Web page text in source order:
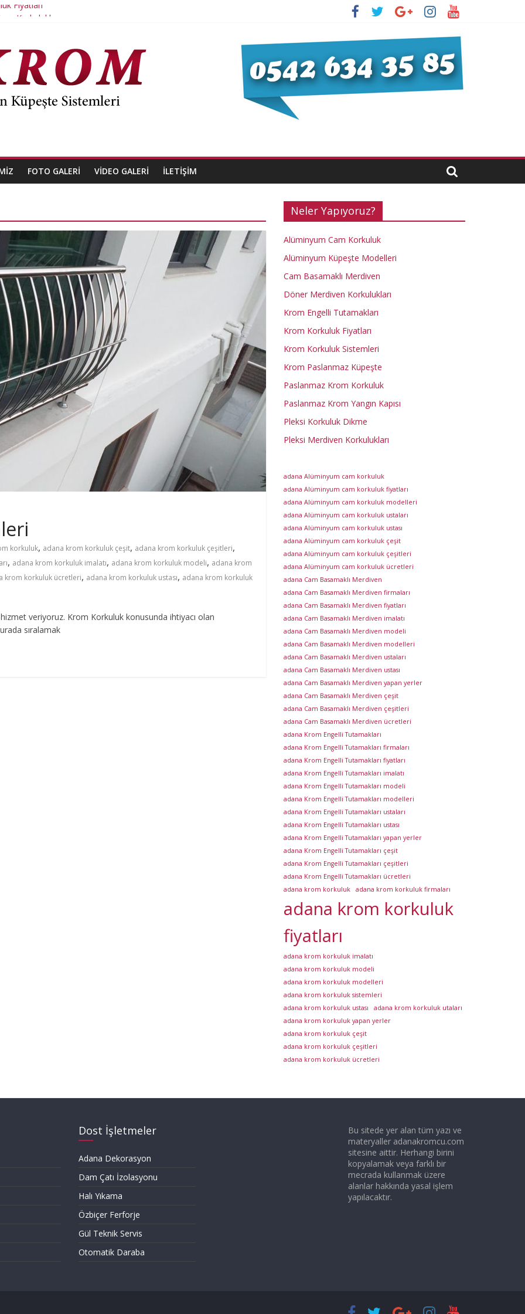
Fiyatları
Yangın Kapısı
Korkuluk
FOTO GALERI VIDEO GALERI İLETIŞIM
korkuluk, adana krom korkuluk çeşit, adana krom korkuluk çeşitleri,
, adana krom korkuluk imalatı, adana krom korkuluk modeli, adana krom
krom korkuluk ücretleri, adana krom korkuluk ustası, adana krom korkuluk
veriyoruz. Krom Korkuluk konusunda ihtiyacı olan
sıralamak
Neler Yapıyoruz?
Alüminyum Cam Korkuluk
Alüminyum Küpeşte Modelleri
Cam Basamaklı Merdiven
Döner Merdiven Korkulukları
Krom Engelli Tutamakları
Krom Korkuluk Fiyatları
Krom Korkuluk Sistemleri
Krom Paslanmaz Küpeşte
Paslanmaz Krom Korkuluk
Paslanmaz Krom Yangın Kapısı
Pleksi Korkuluk Dikme
Pleksi Merdiven Korkulukları
adana Alüminyum cam korkuluk
adana Alüminyum cam korkuluk fiyatları
adana Alüminyum cam korkuluk modelleri
adana Alüminyum cam korkuluk ustaları
adana Alüminyum cam korkuluk ustası
adana Alüminyum cam korkuluk çeşit
adana Alüminyum cam korkuluk çeşitleri
adana Alüminyum cam korkuluk ücretleri
adana Cam Basamaklı Merdiven
adana Cam Basamaklı Merdiven firmaları
adana Cam Basamaklı Merdiven fiyatları
adana Cam Basamaklı Merdiven imalatı
adana Cam Basamaklı Merdiven modeli
adana Cam Basamaklı Merdiven modelleri
adana Cam Basamaklı Merdiven ustaları
adana Cam Basamaklı Merdiven ustası
adana Cam Basamaklı Merdiven yapan yerler
adana Cam Basamaklı Merdiven çeşit
adana Cam Basamaklı Merdiven çeşitleri
adana Cam Basamaklı Merdiven ücretleri
adana Krom Engelli Tutamakları
adana Krom Engelli Tutamakları firmaları
adana Krom Engelli Tutamakları fiyatları
adana Krom Engelli Tutamakları imalatı
adana Krom Engelli Tutamakları modeli
adana Krom Engelli Tutamakları modelleri
adana Krom Engelli Tutamakları ustaları
adana Krom Engelli Tutamakları ustası
adana Krom Engelli Tutamakları yapan yerler
adana Krom Engelli Tutamakları çeşit
adana Krom Engelli Tutamakları çeşitleri
adana Krom Engelli Tutamakları ücretleri
adana krom korkuluk
adana krom korkuluk firmaları
adana krom korkuluk
fiyatları
adana krom korkuluk imalatı
adana krom korkuluk modeli
adana krom korkuluk modelleri
adana krom korkuluk sistemleri
adana krom korkuluk ustası
adana krom korkuluk utaları
adana krom korkuluk yapan yerler
adana krom korkuluk çeşit
adana krom korkuluk çeşitleri
adana krom korkuluk ücretleri
Dost İşletmeler
Adana Dekorasyon
Dam Çatı İzolasyonu
Halı Yıkama
Özbiçer Ferforje
Gül Teknik Servis
Otomatik Daraba
Bu sitede yer alan tüm yazı ve
materyaller adanakromcu.com
sitesine aittir. Herhangi birini
kopyalamak veya farklı bir
mecrada kullanmak üzere
alanlar hakkında yasal işlem
yapılacaktır.